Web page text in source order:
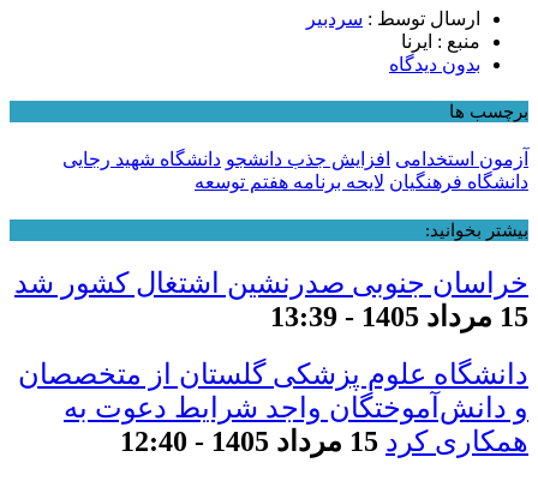
ارسال توسط : سردبیر
منبع : ایرنا
بدون دیدگاه
برچسب ها
آزمون استخدامی افزایش جذب دانشجو دانشگاه شهید رجایی
دانشگاه فرهنگیان لایحه برنامه هفتم توسعه
بیشتر بخوانید:
خراسان جنوبی صدرنشین اشتغال کشور شد
15 مرداد 1405 - 13:39
دانشگاه علوم پزشکی گلستان از متخصصان
و دانش‌آموختگان واجد شرایط دعوت به
همکاری کرد 15 مرداد 1405 - 12:40